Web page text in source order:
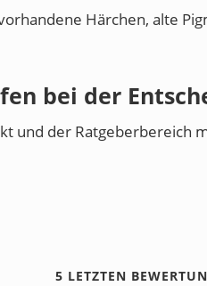
Härchen, alte
bei der
und der Ratgeberbereich
5 LETZTEN